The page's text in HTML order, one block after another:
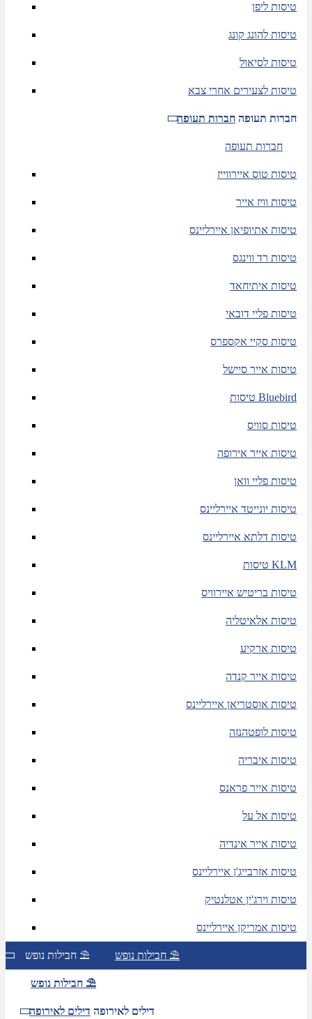
טיסות ליפן
טיסות להונג קונג
טיסות לסיאול
טיסות לצעירים אחרי צבא
חברות תעופה חברות תעופה
חברות תעופה
טיסות טוס איירווייז
טיסות וויז אייר
טיסות אתיופיאן איירליינס
טיסות רד ווינגס
טיסות איתיחאד
טיסות פליי דובאי
טיסות סקיי אקספרס
טיסות אייר סיישל
טיסות Bluebird
טיסות סוויס
טיסות אייר אירופה
טיסות פליי וואן
טיסות יונייטד איירליינס
טיסות דלתא איירליינס
טיסות KLM
טיסות בריטיש איירוויס
טיסות אלאיטליה
טיסות ארקיע
טיסות אייר קנדה
טיסות אוסטריאן איירליינס
טיסות לופטהנזה
טיסות איבריה
טיסות אייר פראנס
טיסות אל על
טיסות אייר אינדיה
טיסות אזרבייג'ן איירליינס
טיסות וירג'ין אטלנטיק
טיסות אמריקן איירליינס
חבילות נופש ⛱ חבילות נופש ⛱
חבילות נופש ⛱
דילים לאירופה דילים לאירופה